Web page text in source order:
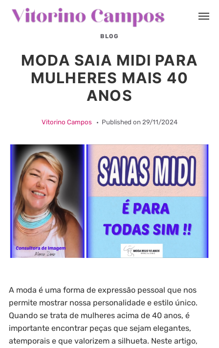
BLOG
MODA SAIA MIDI PARA
MULHERES MAIS 40
ANOS
Vitorino Campos Published on 29/11/2024
A moda é uma forma de expressão pessoal que nos
permite mostrar nossa personalidade e estilo único.
Quando se trata de mulheres acima de 40 anos, é
importante encontrar peças que sejam elegantes,
atemporais e que valorizem a silhueta. Neste artigo,